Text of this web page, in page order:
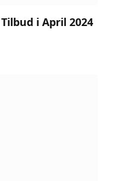
i April 2024